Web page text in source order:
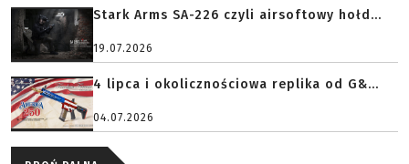
Stark Arms SA-226 czyli airsoftowy hołd...
19.07.2026
4 lipca i okolicznościowa replika od G&...
04.07.2026